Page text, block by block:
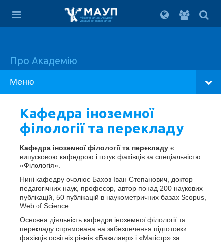
Вхід
для
Міжрегіональна Академія
управління персоналом
Про Академію
Меню
Кафедра іноземної
філології та перекладу
Кафедра іноземної філології та перекладу є
випусковою кафедрою і готує фахівців за спеціальністю
«Філологія».
Нині кафедру очолює Бахов Іван Степанович, доктор
педагогічних наук, професор, автор понад 200 наукових
публікацій, 50 публікацій в наукометричних базах Scopus,
Web of Science.
Основна діяльність кафедри іноземної філології та
перекладу спрямована на забезпечення підготовки
фахівців освітніх рівнів «Бакалавр» і «Магістр» за